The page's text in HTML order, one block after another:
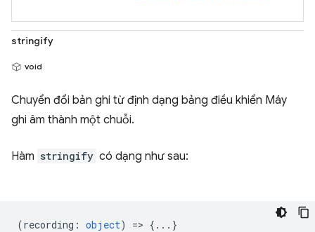
stringify
void
Chuyển đổi bản ghi từ định dạng bảng điều khiển Máy
ghi âm thành một chuỗi.
Hàm stringify có dạng như sau:
(recording : object) => {...}